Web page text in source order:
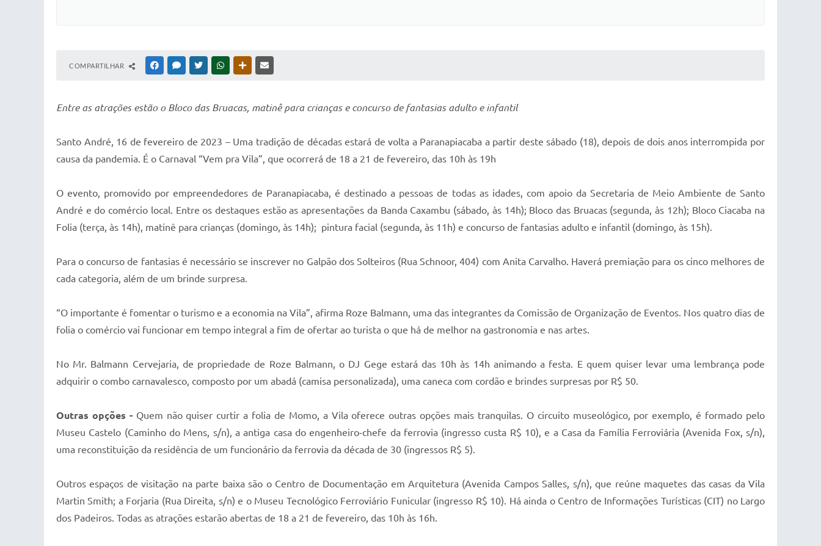
COMPARTILHAR FACEBOOKMESSENGER
TWITTERWHATSAPPOUTRAS MÍDIAS
Entre as atrações estão o Bloco das Bruacas, matinê para crianças e concurso de fantasias adulto e infantil
Santo André, 16 de fevereiro de 2023 – Uma tradição de décadas estará de volta a Paranapiacaba a partir deste sábado (18), depois de dois anos interrompida por
causa da pandemia. É o Carnaval “Vem pra Vila”, que ocorrerá de 18 a 21 de fevereiro, das 10h às 19h
O evento, promovido por empreendedores de Paranapiacaba, é destinado a pessoas de todas as idades, com apoio da Secretaria de Meio Ambiente de Santo
André e do comércio local. Entre os destaques estão as apresentações da Banda Caxambu (sábado, às 14h); Bloco das Bruacas (segunda, às 12h); Bloco Ciacaba na
Folia (terça, às 14h), matinê para crianças (domingo, às 14h); pintura facial (segunda, às 11h) e concurso de fantasias adulto e infantil (domingo, às 15h).
Para o concurso de fantasias é necessário se inscrever no Galpão dos Solteiros (Rua Schnoor, 404) com Anita Carvalho. Haverá premiação para os cinco melhores de
cada categoria, além de um brinde surpresa.
“O importante é fomentar o turismo e a economia na Vila”, afirma Roze Balmann, uma das integrantes da Comissão de Organização de Eventos. Nos quatro dias de
folia o comércio vai funcionar em tempo integral a fim de ofertar ao turista o que há de melhor na gastronomia e nas artes.
No Mr. Balmann Cervejaria, de propriedade de Roze Balmann, o DJ Gege estará das 10h às 14h animando a festa. E quem quiser levar uma lembrança pode
adquirir o combo carnavalesco, composto por um abadá (camisa personalizada), uma caneca com cordão e brindes surpresas por R$ 50.
Outras opções -Quem não quiser curtir a folia de Momo, a Vila oferece outras opções mais tranquilas. O circuito museológico, por exemplo, é formado pelo
Museu Castelo (Caminho do Mens, s/n), a antiga casa do engenheiro-chefe da ferrovia (ingresso custa R$ 10), e a Casa da Família Ferroviária (Avenida Fox, s/n),
uma reconstituição da residência de um funcionário da ferrovia da década de 30 (ingressos R$ 5).
Outros espaços de visitação na parte baixa são o Centro de Documentação em Arquitetura (Avenida Campos Salles, s/n), que reúne maquetes das casas da Vila
Martin Smith; a Forjaria (Rua Direita, s/n) e o Museu Tecnológico Ferroviário Funicular (ingresso R$ 10). Há ainda o Centro de Informações Turísticas (CIT) no Largo
dos Padeiros. Todas as atrações estarão abertas de 18 a 21 de fevereiro, das 10h às 16h.